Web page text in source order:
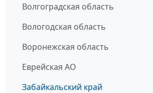
Волгоградская область
Вологодская область
Воронежская область
Еврейская АО
Забайкальский край